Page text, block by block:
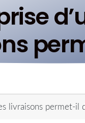
livraisons permet-il